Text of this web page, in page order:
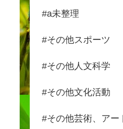
#a未整理
#その他スポーツ
#その他人文科学
#その他文化活動
#その他芸術、アー